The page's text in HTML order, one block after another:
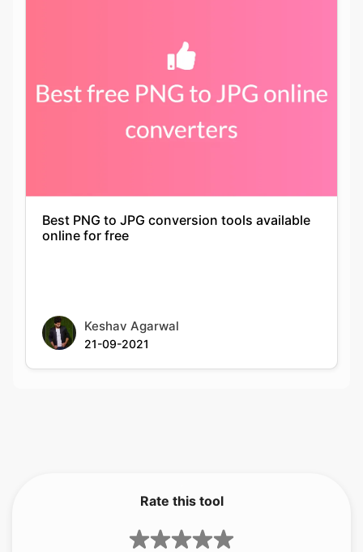
5.00/5 1votes